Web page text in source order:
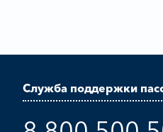
Служба поддержки